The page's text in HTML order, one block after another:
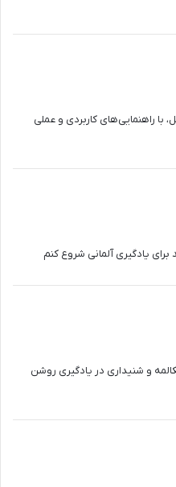
راهنمایی‌های کاربردی و عملی
یادگیری آلمانی شروع کنم
و شنیداری در یادگیری روشن